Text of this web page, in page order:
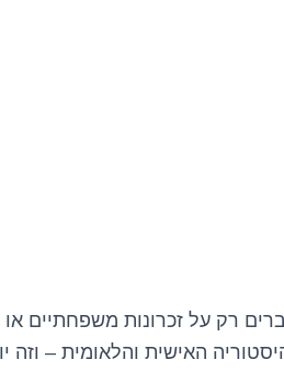
רק על זכרונות משפחתיים
האישית והלאומית – וזה